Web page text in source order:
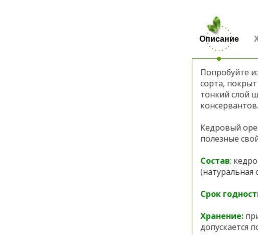
Описание
Попробуйте
сорта,
тонкий слой
консервантов.
Кедровый
полезные
Состав:
(натуральная
Срок
Хранение:
допускается